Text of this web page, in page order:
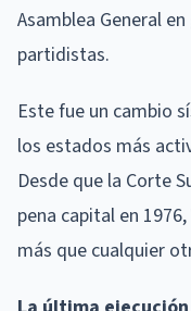
Asamblea General
partidistas.
Este fue un cambio
los estados más
Desde que la Corte
pena capital en
más que cualquier